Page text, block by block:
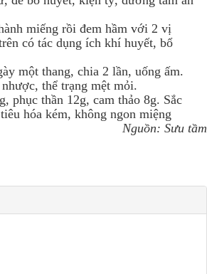
miếng rồi đem hầm với 2 vị
có tác dụng ích khí huyết, bổ
một thang, chia 2 lần, uống ấm.
thể trạng mệt mỏi.
phục thần 12g, cam thảo 8g. Sắc
hóa kém, không ngon miệng
Nguồn: Sưu tầm